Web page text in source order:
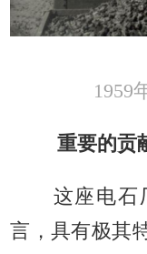
1959
重要的贡
这座电石厂
言，具有极其